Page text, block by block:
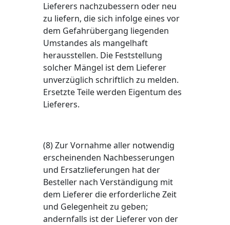
Lieferers nachzubessern oder neu
zu liefern, die sich infolge eines vor
dem Gefahrübergang liegenden
Umstandes als mangelhaft
herausstellen. Die Feststellung
solcher Mängel ist dem Lieferer
unverzüglich schriftlich zu melden.
Ersetzte Teile werden Eigentum des
Lieferers.
(8) Zur Vornahme aller notwendig
erscheinenden Nachbesserungen
und Ersatzlieferungen hat der
Besteller nach Verständigung mit
dem Lieferer die erforderliche Zeit
und Gelegenheit zu geben;
andernfalls ist der Lieferer von der